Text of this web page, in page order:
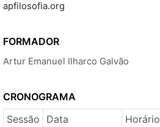
apfilosofia.org
FORMADOR
Artur Emanuel Ilharco Galvão
CRONOGRAMA
Sessão
Data Horário